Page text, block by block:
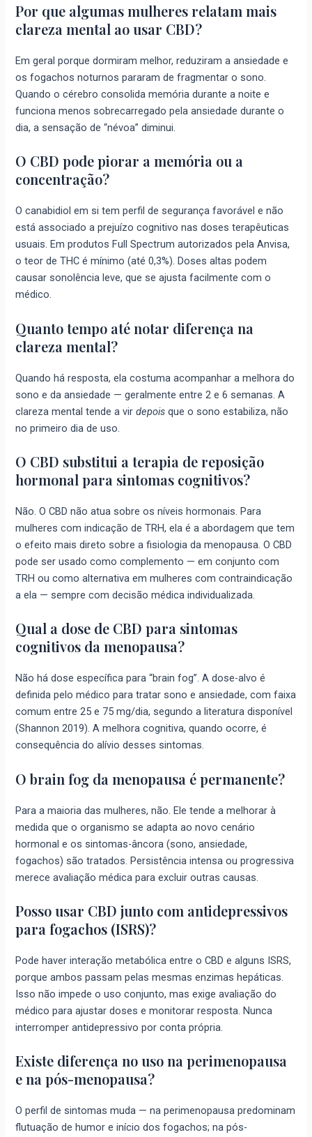
Por que algumas mulheres relatam mais
clareza mental ao usar CBD?
Em geral porque dormiram melhor, reduziram a ansiedade e
os fogachos noturnos pararam de fragmentar o sono.
Quando o cérebro consolida memória durante a noite e
funciona menos sobrecarregado pela ansiedade durante o
dia, a sensação de “névoa” diminui.
O CBD pode piorar a memória ou a
concentração?
O canabidiol em si tem perfil de segurança favorável e não
está associado a prejuízo cognitivo nas doses terapêuticas
usuais. Em produtos Full Spectrum autorizados pela Anvisa,
o teor de THC é mínimo (até 0,3%). Doses altas podem
causar sonolência leve, que se ajusta facilmente com o
médico.
Quanto tempo até notar diferença na
clareza mental?
Quando há resposta, ela costuma acompanhar a melhora do
sono e da ansiedade — geralmente entre 2 e 6 semanas. A
clareza mental tende a virdepois que o sono estabiliza, não
no primeiro dia de uso.
O CBD substitui a terapia de reposição
hormonal para sintomas cognitivos?
Não. O CBD não atua sobre os níveis hormonais. Para
mulheres com indicação de TRH, ela é a abordagem que tem
o efeito mais direto sobre a fisiologia da menopausa. O CBD
pode ser usado como complemento — em conjunto com
TRH ou como alternativa em mulheres com contraindicação
a ela — sempre com decisão médica individualizada.
Qual a dose de CBD para sintomas
cognitivos da menopausa?
Não há dose específica para “brain fog”. A dose-alvo é
definida pelo médico para tratar sono e ansiedade, com faixa
comum entre 25 e 75 mg/dia, segundo a literatura disponível
(Shannon 2019). A melhora cognitiva, quando ocorre, é
consequência do alívio desses sintomas.
O brain fog da menopausa é permanente?
Para a maioria das mulheres, não. Ele tende a melhorar à
medida que o organismo se adapta ao novo cenário
hormonal e os sintomas-âncora (sono, ansiedade,
fogachos) são tratados. Persistência intensa ou progressiva
merece avaliação médica para excluir outras causas.
Posso usar CBD junto com antidepressivos
para fogachos (ISRS)?
Pode haver interação metabólica entre o CBD e alguns ISRS,
porque ambos passam pelas mesmas enzimas hepáticas.
Isso não impede o uso conjunto, mas exige avaliação do
médico para ajustar doses e monitorar resposta. Nunca
interromper antidepressivo por conta própria.
Existe diferença no uso na perimenopausa
e na pós-menopausa?
O perfil de sintomas muda — na perimenopausa predominam
flutuação de humor e início dos fogachos; na pós-